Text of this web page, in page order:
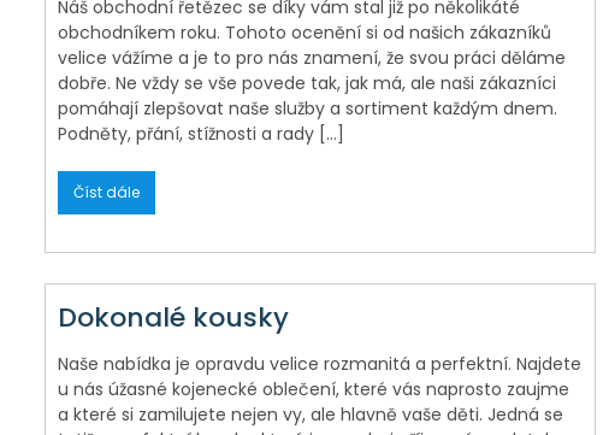
Náš obchodní řetězec se díky vám stal již po několikáté
obchodníkem roku. Tohoto ocenění si od našich zákazníků
velice vážíme a je to pro nás znamení, že svou práci děláme
dobře. Ne vždy se vše povede tak, jak má, ale naši zákazníci
pomáhají zlepšovat naše služby a sortiment každým dnem.
Podněty, přání, stížnosti a rady […]
Číst dále
Dokonalé kousky
Naše nabídka je opravdu velice rozmanitá a perfektní. Najdete
u nás úžasné kojenecké oblečení, které vás naprosto zaujme
a které si zamilujete nejen vy, ale hlavně vaše děti. Jedná se